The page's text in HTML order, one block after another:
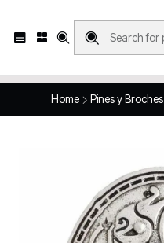
Home Pines y Broches